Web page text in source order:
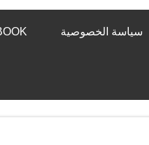
سياسة الخصوصية